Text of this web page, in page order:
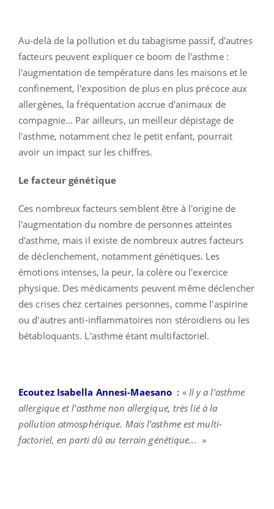
Au-delà de la pollution et du tabagisme passif, d'autres
facteurs peuvent expliquer ce boom de l'asthme :
l'augmentation de température dans les maisons et le
confinement, l'exposition de plus en plus précoce aux
allergènes, la fréquentation accrue d'animaux de
compagnie... Par ailleurs, un meilleur dépistage de
l'asthme, notamment chez le petit enfant, pourrait
avoir un impact sur les chiffres.
Le facteur génétique
Ces nombreux facteurs semblent être à l'origine de
l'augmentation du nombre de personnes atteintes
d'asthme, mais il existe de nombreux autres facteurs
de déclenchement, notamment génétiques. Les
émotions intenses, la peur, la colère ou l'exercice
physique. Des médicaments peuvent même déclencher
des crises chez certaines personnes, comme l'aspirine
ou d'autres anti-inflammatoires non stéroïdiens ou les
bétabloquants. L'asthme étant multifactoriel.
Ecoutez Isabella Annesi-Maesano : « Il y a l'asthme
allergique et l'asthme non allergique, très lié à la
pollution atmosphérique. Mais l'asthme est multi-
factoriel, en parti dû au terrain génétique... »